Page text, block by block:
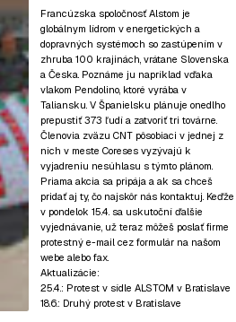
Francúzska spoločnosť Alstom je
globálnym lídrom v energetických a
dopravných systémoch so zastúpením v
zhruba 100 krajinách, vrátane Slovenska
a Česka. Poznáme ju napríklad vďaka
vlakom Pendolino, ktoré vyrába v
Taliansku. V Španielsku plánuje onedlho
prepustiť 373 ľudí a zatvoriť tri továrne.
Členovia zväzu CNT pôsobiaci v jednej z
nich v meste Coreses vyzývajú k
vyjadreniu nesúhlasu s týmto plánom.
Priama akcia sa pripája a ak sa chceš
pridať aj ty, čo najskôr nás kontaktuj. Keďže
v pondelok 15.4. sa uskutoční ďalšie
vyjednávanie, už teraz môžeš poslať firme
protestný e-mail cez formulár na našom
webe alebo fax.
Aktualizácie:
25.4.: Protest v sídle ALSTOM v Bratislave
18.6.: Druhý protest v Bratislave